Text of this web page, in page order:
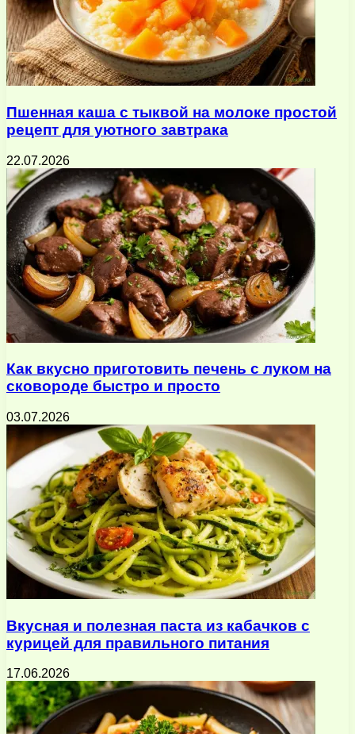
Пшенная каша с тыквой на молоке простой
рецепт для уютного завтрака
22.07.2026
Как вкусно приготовить печень с луком на
сковороде быстро и просто
03.07.2026
Вкусная и полезная паста из кабачков с
курицей для правильного питания
17.06.2026